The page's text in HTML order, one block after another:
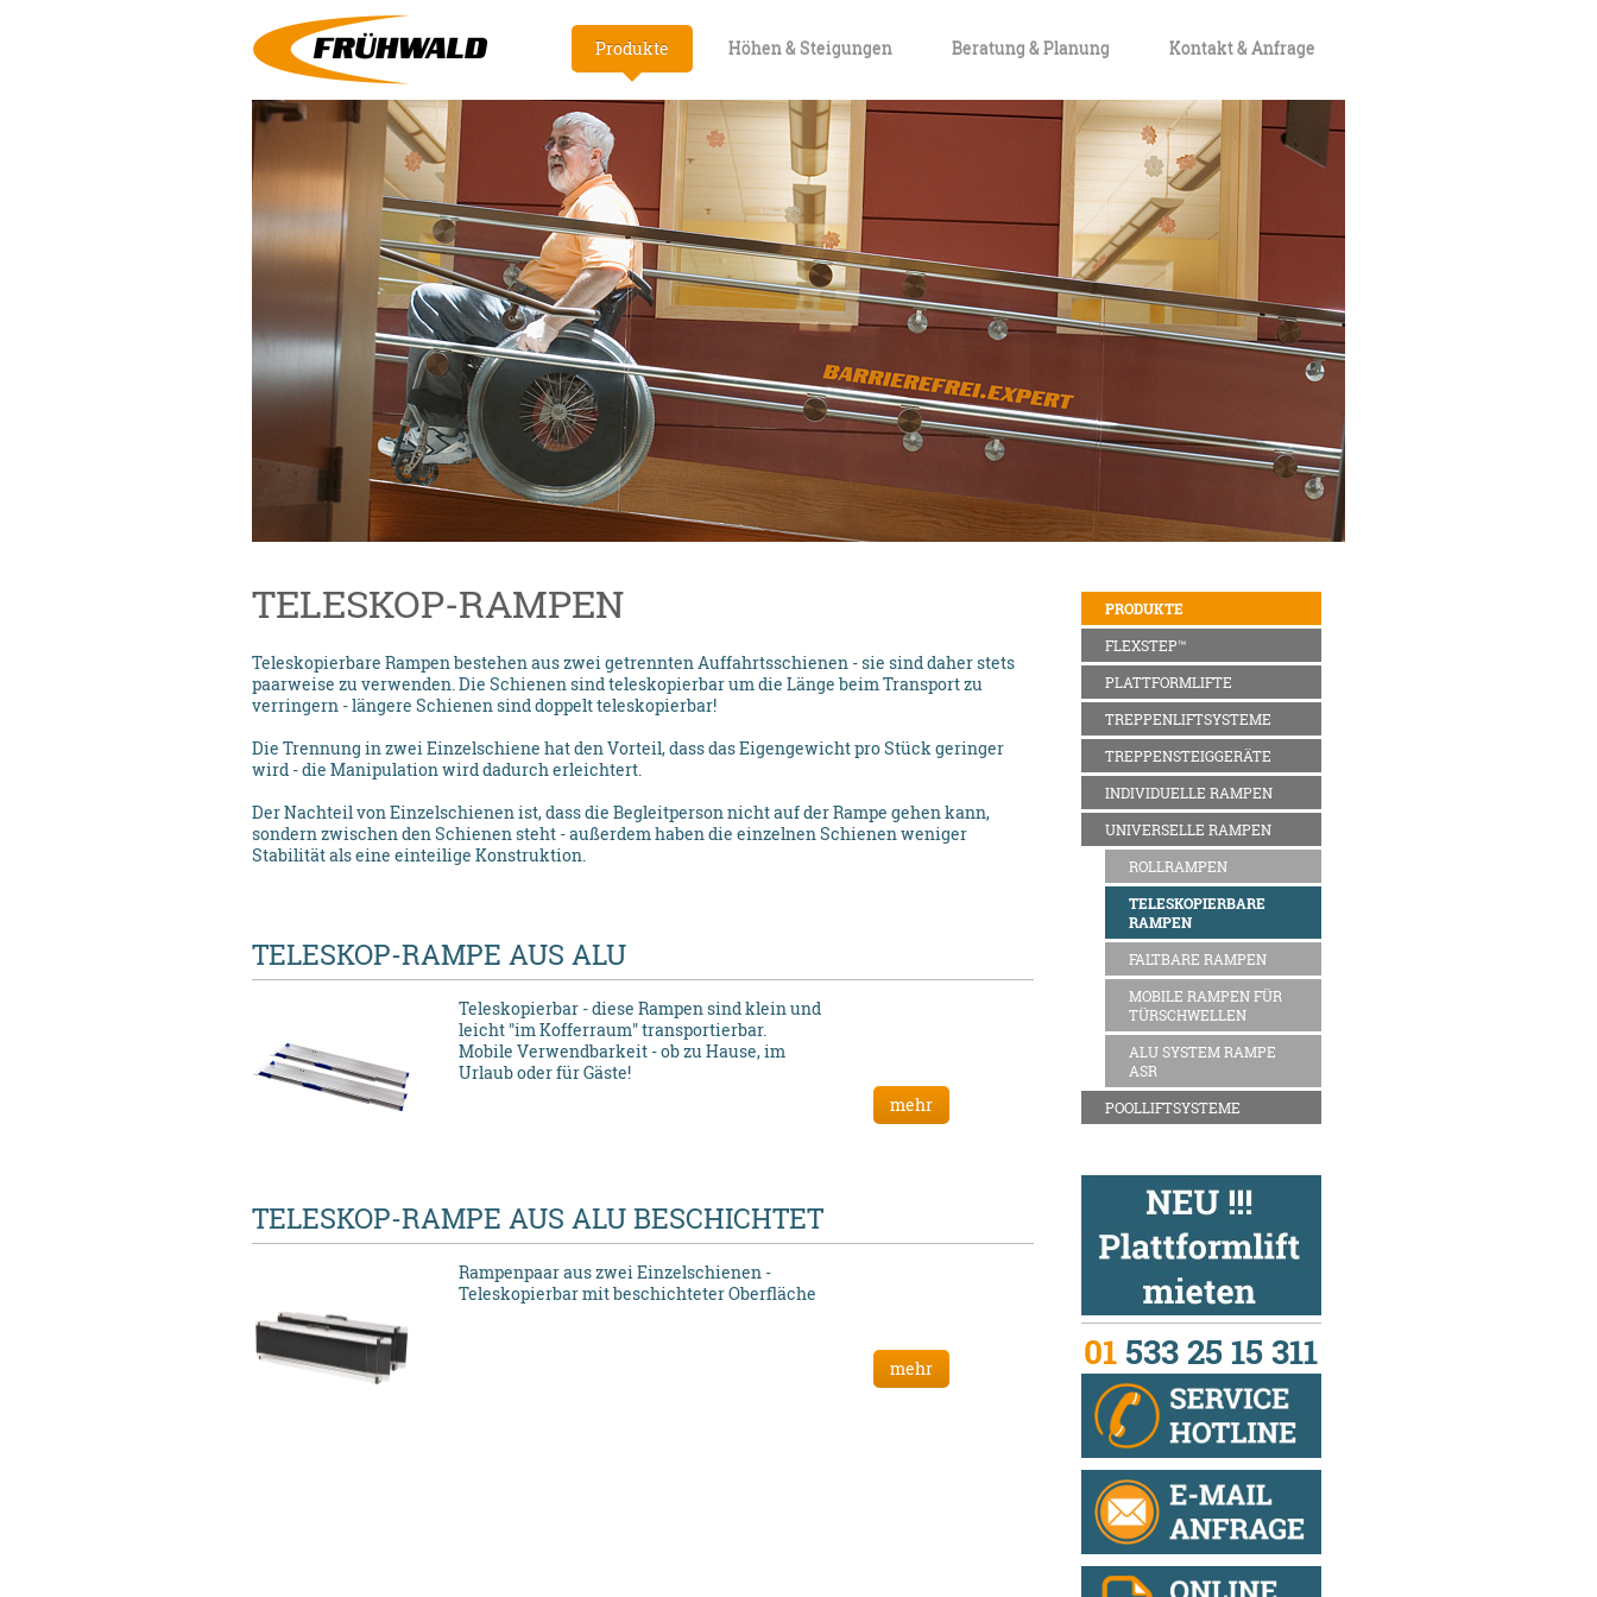
Produkte Höhen & Steigungen Beratung & Planung Kontakt & Anfrage
TELESKOP-RAMPEN
Teleskopierbare Rampen bestehen aus zwei getrennten Auffahrtsschienen - sie sind daher stets
paarweise zu verwenden. Die Schienen sind teleskopierbar um die Länge beim Transport zu
verringern - längere Schienen sind doppelt teleskopierbar!
Die Trennung in zwei Einzelschiene hat den Vorteil, dass das Eigengewicht pro Stück geringer
wird - die Manipulation wird dadurch erleichtert.
Der Nachteil von Einzelschienen ist, dass die Begleitperson nicht auf der Rampe gehen kann,
sondern zwischen den Schienen steht - außerdem haben die einzelnen Schienen weniger
Stabilität als eine einteilige Konstruktion.
TELESKOP-RAMPE AUS ALU
Teleskopierbar - diese Rampen sind klein und
leicht "im Kofferraum" transportierbar.
Mobile Verwendbarkeit - ob zu Hause, im
Urlaub oder für Gäste!
mehr
TELESKOP-RAMPE AUS ALU BESCHICHTET
Rampenpaar aus zwei Einzelschienen -
Teleskopierbar mit beschichteter Oberfläche
mehr
PRODUKTE
FLEXSTEP™
PLATTFORMLIFTE
TREPPENLIFTSYSTEME
TREPPENSTEIGGERÄTE
INDIVIDUELLE RAMPEN
UNIVERSELLE RAMPEN
ROLLRAMPEN
TELESKOPIERBARE
RAMPEN
FALTBARE RAMPEN
MOBILE RAMPEN FÜR
TÜRSCHWELLEN
ALU SYSTEM RAMPE
ASR
POOLLIFTSYSTEME
01 533 25 15 311